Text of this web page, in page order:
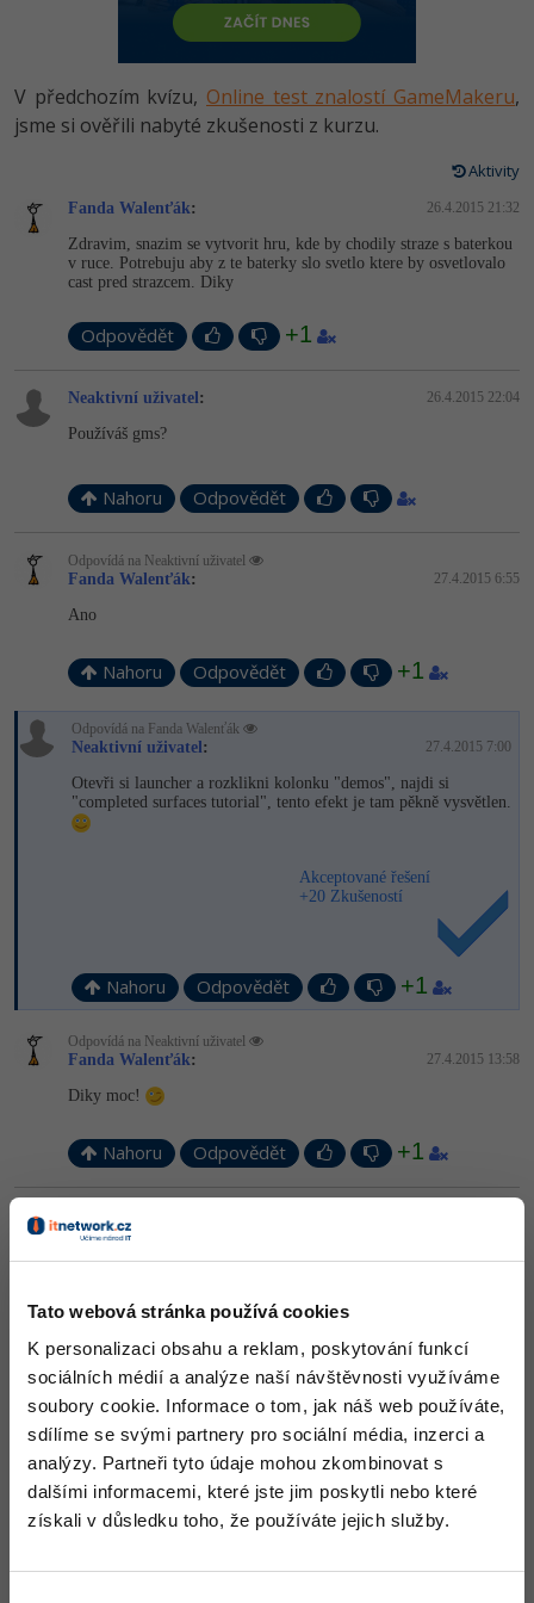
Tato webová stránka používá cookies
K personalizaci obsahu a reklam, poskytování funkcí
sociálních médií a analýze naší návštěvnosti využíváme
soubory cookie. Informace o tom, jak náš web používáte,
sdílíme se svými partnery pro sociální média, inzerci a
analýzy. Partneři tyto údaje mohou zkombinovat s
dalšími informacemi, které jste jim poskytli nebo které
získali v důsledku toho, že používáte jejich služby.
HTML5, CSS3, Bootstrap, SEO
SQL a databáze
UML a návrhové vzory
React
Spring
Django
Best practices
JavaScript
HTML / CSS
UML a návrhové vzory
MySQL/MariaDB
SQLite
Vývojář mobilních aplikací
C# Game developer
Tester
Systémový administrátor
Grafik / UX/UI návrhář
3D grafik
Databázový analytik
Copywriter
SEO specialista
-80%
-80%
PHP -80%
Swift -80%
-80%
C -80%
-80%
Algoritmy -41%
Pro děti
Více
Fórum
Datová analýza
Digitální gramotnost
Marketing
WordPress
SEO -30%
UX
Business
Kryptoměny -25%
Copywriting -30%
MS Office -80%
Google Dokumenty
HTML/CSS -80%
Photoshop -80%
Adobe Illustrator
Adobe Lightroom -30%
-15%
Adobe InDesign
Adobe After Effects
Blender
Inkscape
Fotografování -80%
Příběhy absolventů
Blog
Kariéra
V předchozím kvízu, Online test znalostí GameMakeru,
jsme si ověřili nabyté zkušenosti z kurzu.
Aktivity
Fanda Walenťák: 26.4.2015 21:32
Zdravim, snazim se vytvorit hru, kde by chodily straze s baterkou
v ruce. Potrebuju aby z te baterky slo svetlo ktere by osvetlovalo
cast pred strazcem. Diky
Odpovědět +1
Neaktivní uživatel: 26.4.2015 22:04
Používáš gms?
Nahoru Odpovědět
Odpovídá na Neaktivní uživatel
Fanda Walenťák: 27.4.2015 6:55
Ano
Nahoru Odpovědět +1
Odpovídá na Fanda Walenťák
Neaktivní uživatel : 27.4.2015 7:00
Otevři si launcher a rozklikni kolonku "demos", najdi si
"completed surfaces tutorial", tento efekt je tam pěkně vysvětlen.
Akceptované řešení
+20 Zkušeností
Nahoru Odpovědět +1
Odpovídá na Neaktivní uživatel
Fanda Walenťák: 27.4.2015 13:58
Diky moc!
Nahoru Odpovědět +1
Neaktivní uživatel
Nahoru Odpovědět
Odpovídá na Neaktivní uživatel
Fanda Walenťák
Myslel si palec nahoru ze? To mi jeste nejde musim tu psat dyl:(
Edit:uz to jde... Jeste jednou diky:)
Editováno
Odpovědět +1